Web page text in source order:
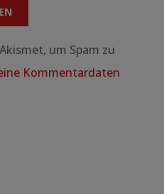
um Spam zu
Kommentardaten